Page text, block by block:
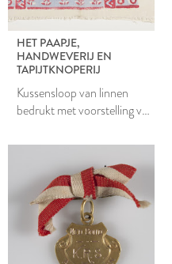
HET PAAPJE,
HANDWEVERIJ EN
TAPIJTKNOPERIJ
Kussensloop van linnen
bedrukt met voorstelling van